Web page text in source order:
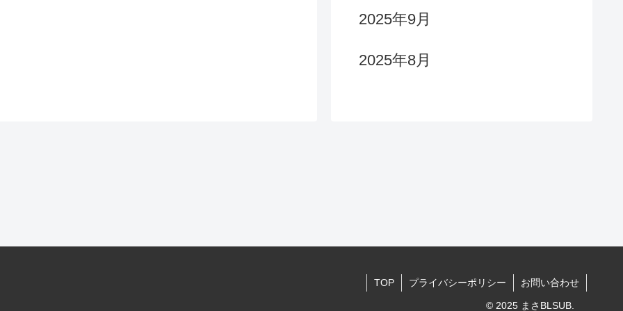
2025年9月
2025年8月
TOP プライバシーポリシー お問い合わせ
© 2025 まさBLSUB.